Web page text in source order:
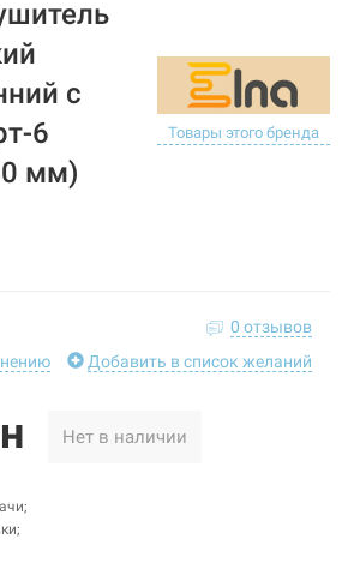
с
6
мм)
Товары этого бренда
0 отзывов
Добавить в список желаний
Нет в наличии